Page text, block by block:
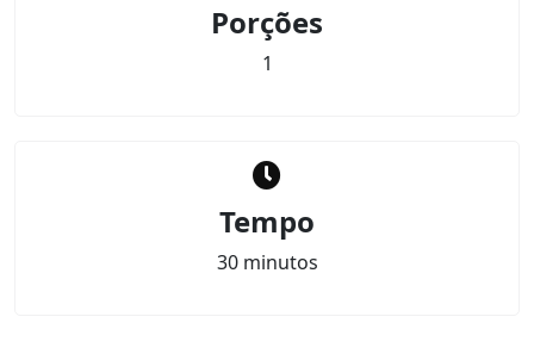
Porções
1
Tempo
30 minutos